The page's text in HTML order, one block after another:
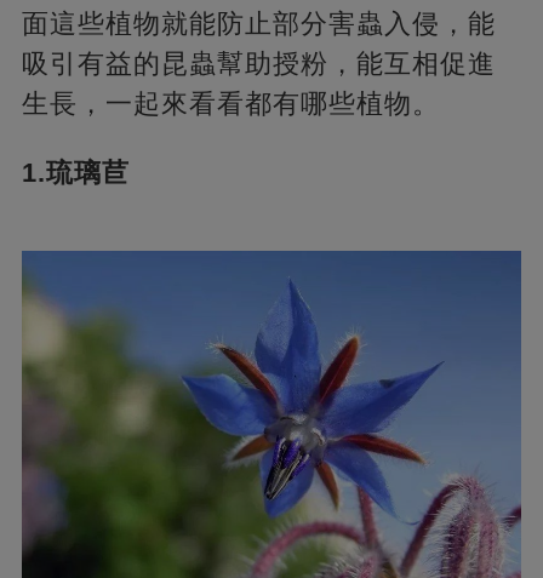
面這些植物就能防止部分害蟲入侵，能
吸引有益的昆蟲幫助授粉，能互相促進
生長，一起來看看都有哪些植物。
1.琉璃苣